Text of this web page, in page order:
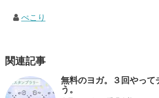
ぺこり
関連記事
無料のヨガ。３回やって
う。